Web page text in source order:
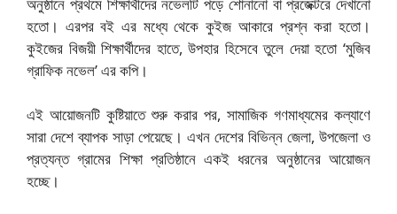
হতো। এরপর বই এর মধ্যে থেকে কুইজ আকারে প্রশ্ন করা হতো।
কুইজের বিজয়ী শিক্ষার্থীদের হাতে, উপহার হিসেবে তুলে দেয়া হতো ‘মুজিব
গ্রাফিক নভেল’ এর কপি।
এই আয়োজনটি কুষ্টিয়াতে শুরু করার পর, সামাজিক গণমাধ্যমের কল্যাণে
সারা দেশে ব্যাপক সাড়া পেয়েছে। এখন দেশের বিভিন্ন জেলা, উপজেলা ও
প্রত্যন্ত গ্রামের শিক্ষা প্রতিষ্ঠানে একই ধরনের অনুষ্ঠানের আয়োজন
হচ্ছে।